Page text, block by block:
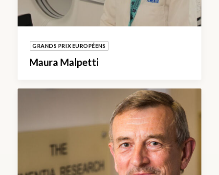
GRANDS PRIX EUROPÉENS
Maura Malpetti